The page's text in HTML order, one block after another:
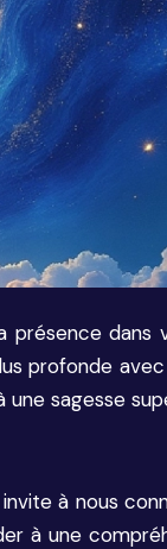
dans
profonde
sagesse
à nous
à une